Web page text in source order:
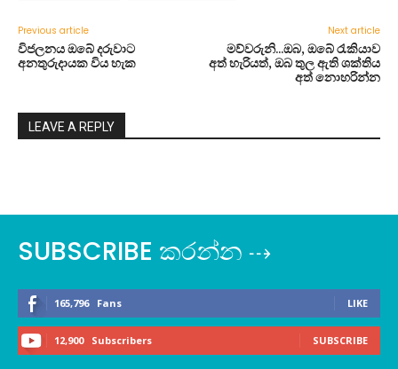
Previous article
විජලනය ඔබේ දරුවාට
අනතුරුදායක විය හැක
Next article
මව්වරුනි…ඔබ​, ඔබේ රැකියාව
අත් හැරියත්, ඔබ තුල ඇති ශක්තිය
අත් නොහරින්න​
LEAVE A REPLY
SUBSCRIBE කරන්න ⇢
165,796 Fans LIKE
12,900 Subscribers SUBSCRIBE